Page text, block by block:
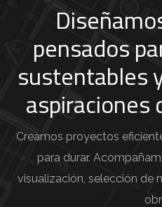
pensados
sustentables
aspiraciones
Creamos proyectos
para durar.
visualización, selección de